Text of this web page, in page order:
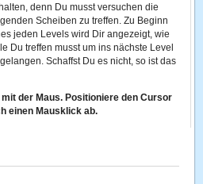
denn Du musst versuchen die
Scheiben zu treffen. Zu Beginn
jeden Levels wird Dir angezeigt, wie
Du treffen musst um ins nächste Level
Schaffst Du es nicht, so ist das
der Maus. Positioniere den Cursor
einen Mausklick ab.